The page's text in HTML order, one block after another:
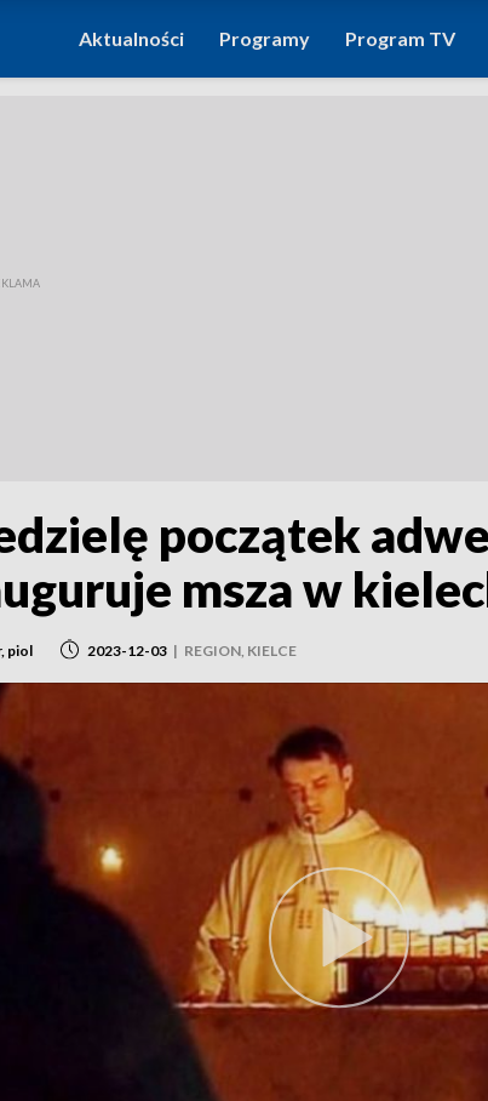
DO
Aktualności Programy Program TV
początek
msza w
piol 2023-12-03 | REGION, KIELCE